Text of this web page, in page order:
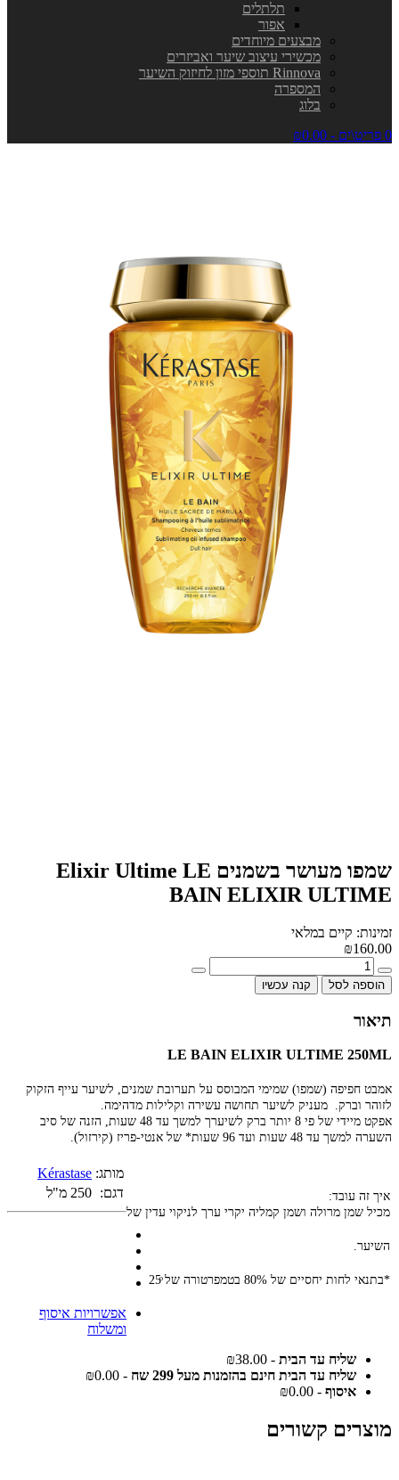
תלתלים
אפור
מבצעים מיוחדים
מכשירי עיצוב שיער ואביזרים
Rinnova תוספי מזון לחיזוק השיער
המספרה
בלוג
0 פריט\ים - ₪0.00
שמפו מעושר בשמנים Elixir Ultime LE
BAIN ELIXIR ULTIME
זמינות: קיים במלאי
₪160.00
הוספה לסל קנה עכשיו
תיאור
LE BAIN ELIXIR ULTIME 250ML
אמבט חפיפה (שמפו) שמימי המבוסס על תערובת שמנים, לשיער עייף הזקוק
לזוהר וברק. מעניק לשיער תחושה עשירה וקלילות מדהימה.
אפקט מיידי של פי 8 יותר ברק לשיערך למשך עד 48 שעות, הזנה של סיב
השערה למשך עד 48 שעות ועד 96 שעות* של אנטי-פריז (קירזול).
איך זה עובד:
מכיל שמן מרולה ושמן קמליה יקרי ערך לניקוי עדין של
השיער.
*בתנאי לחות יחסיים של 80% בטמפרטורה של 25ͦ
מותג: Kérastase
דגם: 250 מ"ל
אפשרויות איסוף
ומשלוח
שליח עד הבית - ₪38.00
שליח עד הבית חינם בהזמנות מעל 299 שח
- ₪0.00
איסוף - ₪0.00
מוצרים קשורים